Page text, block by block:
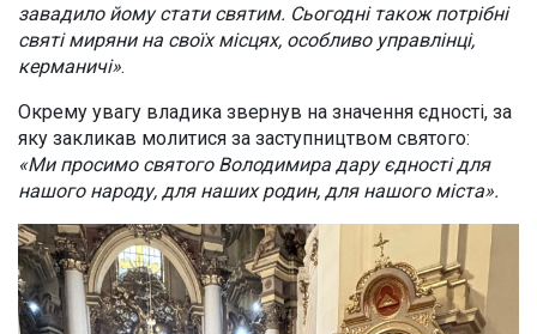
завадило йому стати святим. Сьогодні також потрібні
святі миряни на своїх місцях, особливо управлінці,
керманичі».
Окрему увагу владика звернув на значення єдності, за
яку закликав молитися за заступництвом святого:
«Ми просимо святого Володимира дару єдності для
нашого народу, для наших родин, для нашого міста».